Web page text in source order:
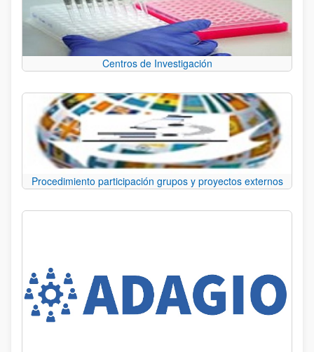
Centros de Investigación
Procedimiento participación grupos y proyectos externos